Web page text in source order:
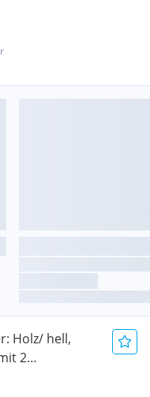
Holz/ hell,
2
Eiche/ hell